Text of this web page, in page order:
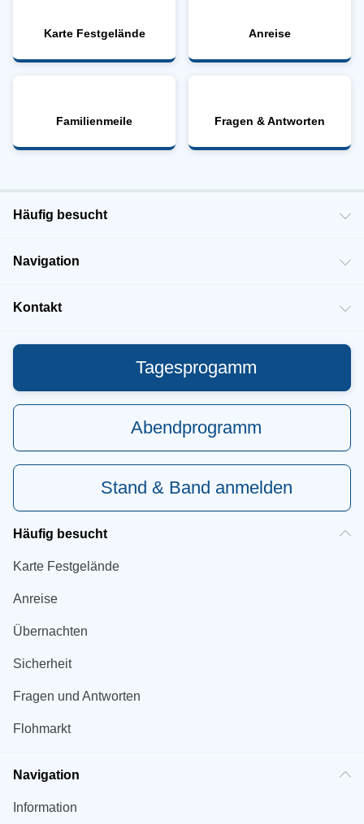
Karte Festgelände Anreise
Familienmeile Fragen & Antworten
Häufig besucht
Navigation
Kontakt
Tagesprogamm
Abendprogramm
Stand & Band anmelden
Häufig besucht
Karte Festgelände
Anreise
Übernachten
Sicherheit
Fragen und Antworten
Flohmarkt
Navigation
Information